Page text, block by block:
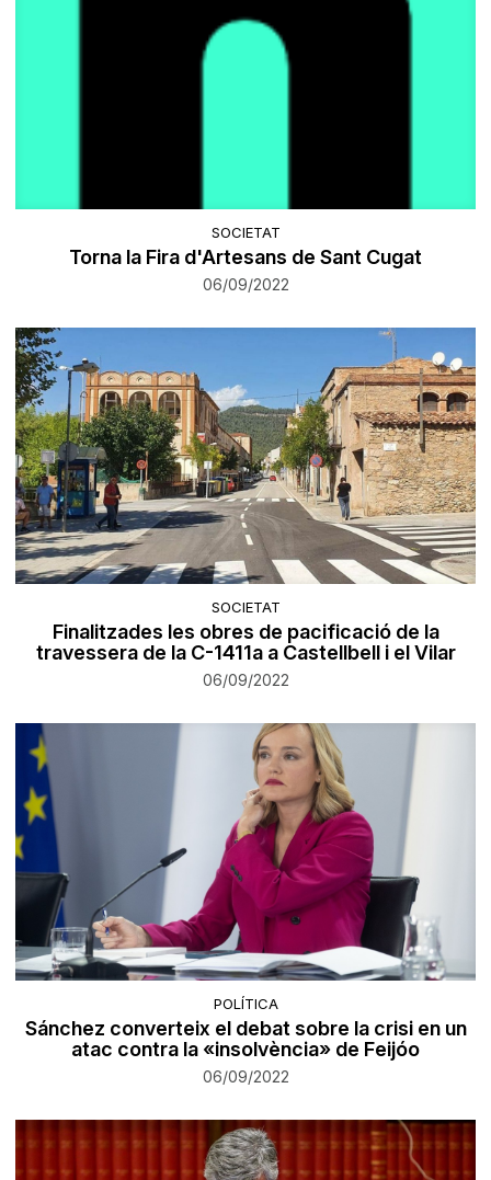
SOCIETAT
Torna la Fira d'Artesans de Sant Cugat
06/09/2022
SOCIETAT
Finalitzades les obres de pacificació de la
travessera de la C-1411a a Castellbell i el Vilar
06/09/2022
POLÍTICA
Sánchez converteix el debat sobre la crisi en un
atac contra la «insolvència» de Feijóo
06/09/2022